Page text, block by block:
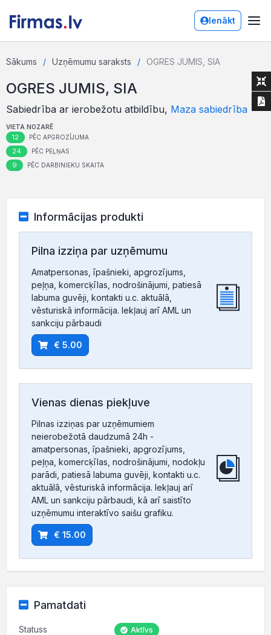
Ienākt
Sākums Uzņēmumu saraksts OGRES JUMIS, SIA
OGRES JUMIS, SIA
Sabiedrība ar ierobežotu atbildību, Maza sabiedrība
VIETA NOZARĒ
12 PĒC APGROZĪJUMA
24 PĒC PEĻŅAS
9 PĒC DARBINIEKU SKAITA
Informācijas produkti
Pilna izziņa par uzņēmumu
Amatpersonas, īpašnieki, apgrozījums,
peļņa, komercķīlas, nodrošinājumi, patiesā
labuma guvēji, kontakti u.c. aktuālā,
vēsturiskā informācija. Iekļauj arī AML un
sankciju pārbaudi
€ 5.00
Vienas dienas piekļuve
Pilnas izziņas par uzņēmumiem
neierobežotā daudzumā 24h -
amatpersonas, īpašnieki, apgrozījums,
peļņa, komercķīlas, nodrošinājumi, nodokļu
parādi, patiesā labuma guvēji, kontakti u.c.
aktuālā, vēsturiskā informācija. Iekļauj arī
AML un sankciju pārbaudi, kā arī saistīto
uzņēmumu interaktīvo saišu grafiku.
€ 15.00
Pamatdati
Statuss Aktīvs